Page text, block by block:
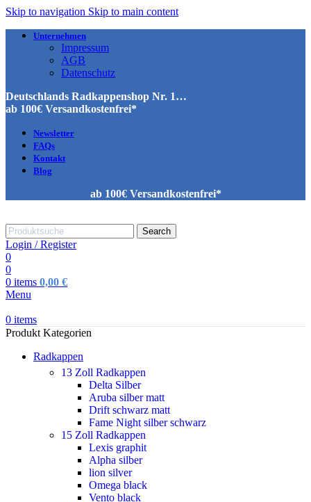
Skip to navigation Skip to main content
Unternehmen
Impressum
AGB
Datenschutz
Deutschlands Radkappenshop Nr. 1…
ab 100€ Versandkostenfrei*
Newsletter
FAQs
Kontakt
Blog
ab 100€ Versandkostenfrei*
Search
Login / Register
0
0
0 items 0,00 €
Menu
0 items
Produkt Kategorien
Radkappen
13 Zoll Radkappen
Delta Silber
Aruba silber matt
Drift schwarz matt
Fame Night silber schwarz
15 Zoll Radkappen
Lexis graphit
Alpha silber
lion silver
Omega black
Vento black